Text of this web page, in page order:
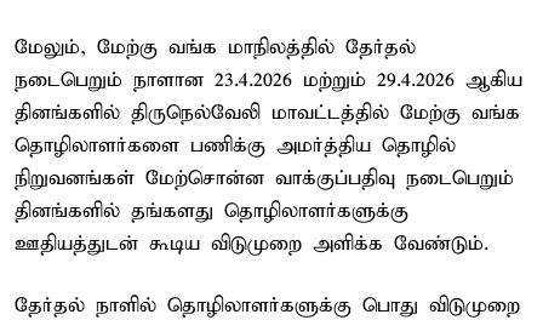
மேலும், மேற்கு வங்க மாநிலத்தில் தேர்தல்
நடைபெறும் நாளான 23.4.2026 மற்றும் 29.4.2026 ஆகிய
தினங்களில் திருநெல்வேலி மாவட்டத்தில் மேற்கு வங்க
தொழிலாளர்களை பணிக்கு அமர்த்திய தொழில்
நிறுவனங்கள் மேற்சொன்ன வாக்குப்பதிவு நடைபெறும்
தினங்களில் தங்களது தொழிலாளர்களுக்கு
ஊதியத்துடன் கூடிய விடுமுறை அளிக்க வேண்டும்.
தேர்தல் நாளில் தொழிலாளர்களுக்கு பொது விடுமுறை